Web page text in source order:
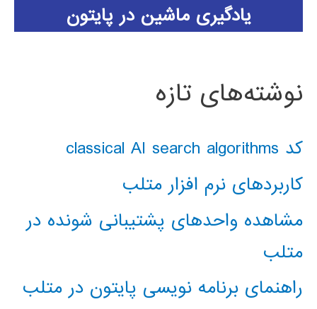
یادگیری ماشین در پایتون
نوشته‌های تازه
کد classical AI search algorithms
کاربردهای نرم افزار متلب
مشاهده واحدهای پشتیبانی شونده در
متلب
راهنمای برنامه نویسی پایتون در متلب